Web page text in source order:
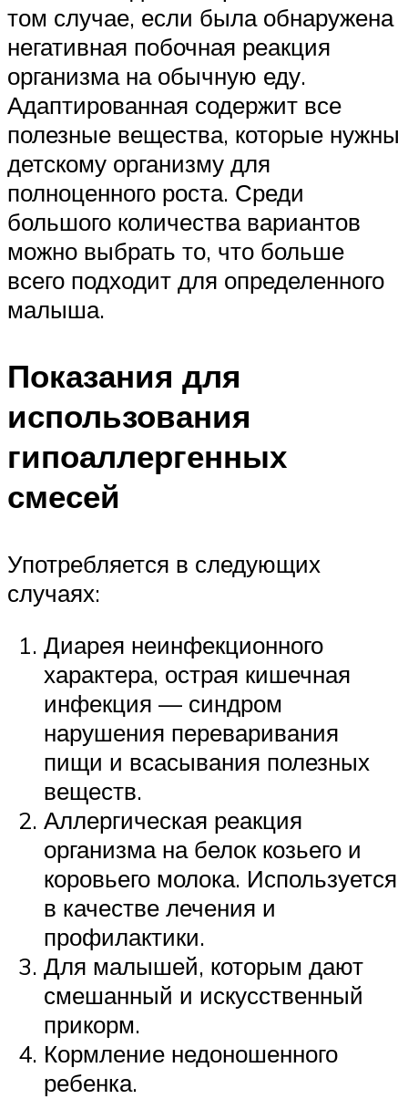
том случае, если была обнаружена
негативная побочная реакция
организма на обычную еду.
Адаптированная содержит все
полезные вещества, которые нужны
детскому организму для
полноценного роста. Среди
большого количества вариантов
можно выбрать то, что больше
всего подходит для определенного
малыша.
Показания для
использования
гипоаллергенных
смесей
Употребляется в следующих
случаях:
Диарея неинфекционного
характера, острая кишечная
инфекция — синдром
нарушения переваривания
пищи и всасывания полезных
веществ.
Аллергическая реакция
организма на белок козьего и
коровьего молока. Используется
в качестве лечения и
профилактики.
Для малышей, которым дают
смешанный и искусственный
прикорм.
Кормление недоношенного
ребенка.